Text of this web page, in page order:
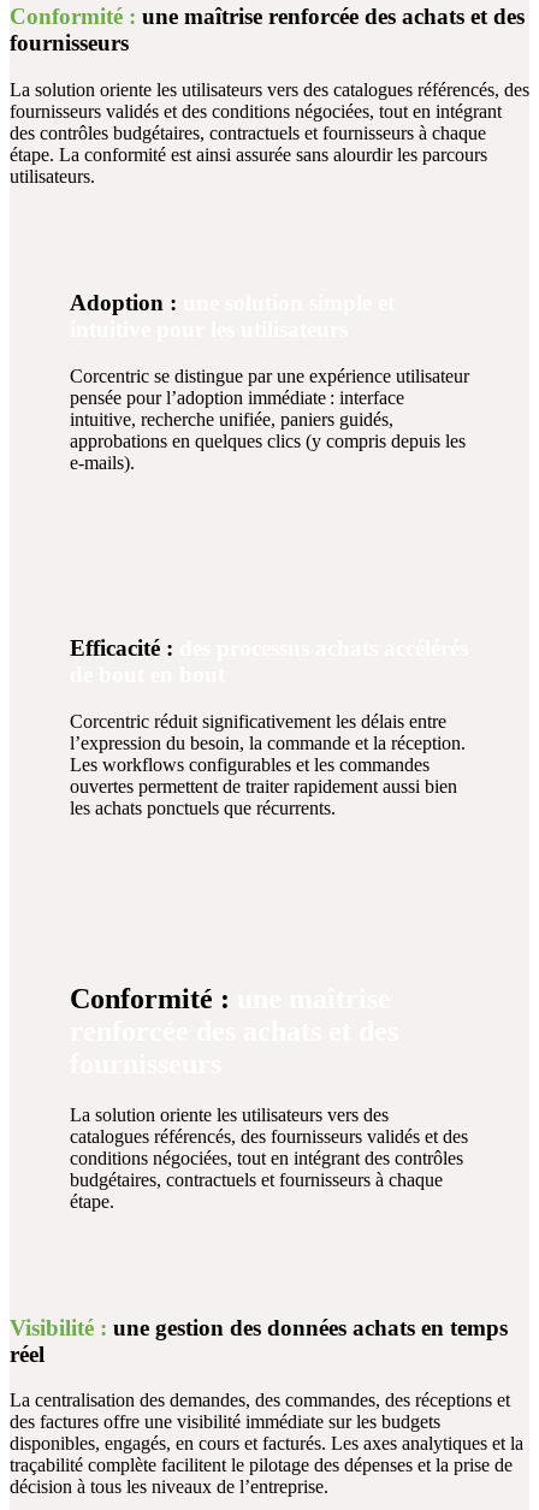
Conformité : une maîtrise renforcée des achats et des
fournisseurs
La solution oriente les utilisateurs vers des catalogues référencés, des
fournisseurs validés et des conditions négociées, tout en intégrant
des contrôles budgétaires, contractuels et fournisseurs à chaque
étape. La conformité est ainsi assurée sans alourdir les parcours
utilisateurs.
Adoption :
Corcentric se distingue par une expérience utilisateur
pensée pour l’adoption immédiate : interface
intuitive, recherche unifiée, paniers guidés,
approbations en quelques clics (y compris depuis les
e‑mails).
Efficacité :
Corcentric réduit significativement les délais entre
l’expression du besoin, la commande et la réception.
Les workflows configurables et les commandes
ouvertes permettent de traiter rapidement aussi bien
les achats ponctuels que récurrents.
Conformité :
La solution oriente les utilisateurs vers des
catalogues référencés, des fournisseurs validés et des
conditions négociées, tout en intégrant des contrôles
budgétaires, contractuels et fournisseurs à chaque
étape.
Visibilité : une gestion des données achats en temps
réel
La centralisation des demandes, des commandes, des réceptions et
des factures offre une visibilité immédiate sur les budgets
disponibles, engagés, en cours et facturés. Les axes analytiques et la
traçabilité complète facilitent le pilotage des dépenses et la prise de
décision à tous les niveaux de l’entreprise.